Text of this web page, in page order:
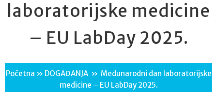
laboratorijske medicine
– EU LabDay 2025.
Početna » DOGAĐANJA » Međunarodni dan laboratorijske
medicine – EU LabDay 2025.